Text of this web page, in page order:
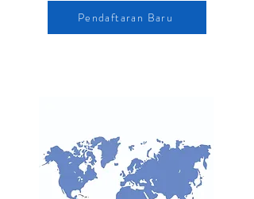
Pendaftaran Baru